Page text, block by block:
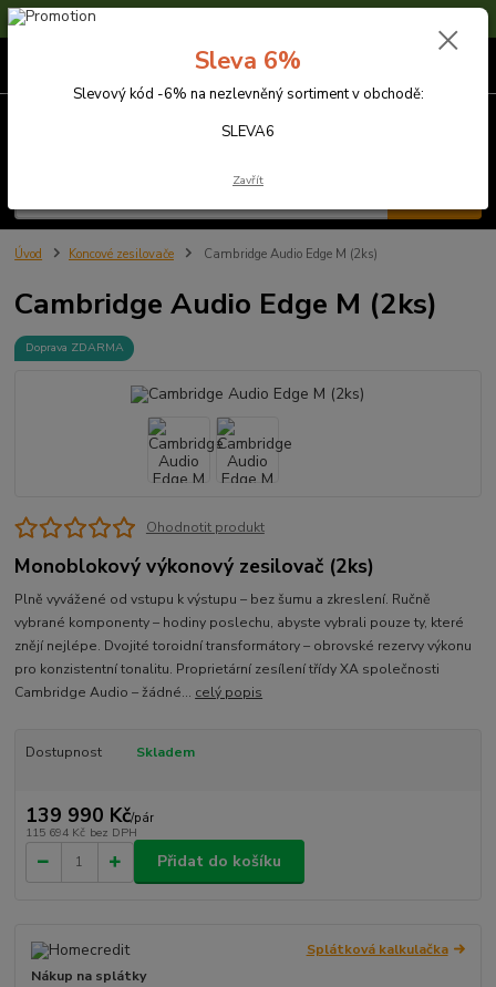
Sleva 6% na nezlevněné zboží s kódem SLEVA6
Úvod Koncové zesilovače Cambridge Audio Edge M (2ks)
Cambridge Audio Edge M (2ks)
Doprava ZDARMA
Ohodnotit produkt
Monoblokový výkonový zesilovač (2ks)
Plně vyvážené od vstupu k výstupu – bez šumu a zkreslení. Ručně
vybrané komponenty – hodiny poslechu, abyste vybrali pouze ty, které
znějí nejlépe. Dvojité toroidní transformátory – obrovské rezervy výkonu
pro konzistentní tonalitu. Proprietární zesílení třídy XA společnosti
Cambridge Audio – žádné... celý popis
Dostupnost Skladem
139 990 Kč/pár
115 694 Kč bez DPH
Přidat do košíku
Splátková kalkulačka
Nákup na splátky
Sleva 6%
Slevový kód -6% na nezlevněný sortiment v obchodě:
SLEVA6
Zavřít